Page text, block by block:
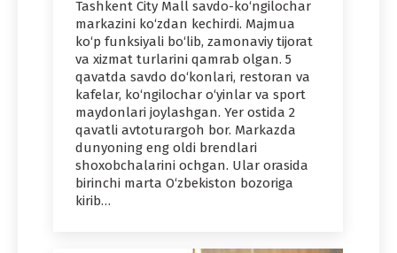
Tashkent City Mall savdo-ko‘ngilochar
markazini ko‘zdan kechirdi. Majmua
ko‘p funksiyali bo‘lib, zamonaviy tijorat
va xizmat turlarini qamrab olgan. 5
qavatda savdo do‘konlari, restoran va
kafelar, ko‘ngilochar o‘yinlar va sport
maydonlari joylashgan. Yer ostida 2
qavatli avtoturargoh bor. Markazda
dunyoning eng oldi brendlari
shoxobchalarini ochgan. Ular orasida
birinchi marta O‘zbekiston bozoriga
kirib…